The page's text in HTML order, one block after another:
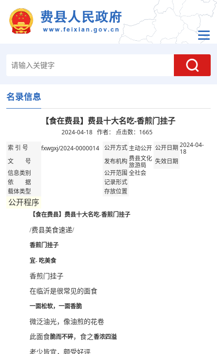
名录信息
【食在费县】费县十大名吃-香煎门挂子
2024-04-18 作者： 点击数： 1665
索 引 号 fxwgxj/2024-0000014 公开方式 主动公开 公开日期2024-04-
18
文 号 发布机构费县文化
旅游局
失效日期
信息类别
公开范围全社会
依 据
记录形式
载体类型
存放位置
公开程序
【食在费县】费县十大名吃-香煎门挂子
/费县美食速递/
香煎门挂子
宜- 吃美食
香煎门挂子
在临沂是很常见的面食
一面松软，一面香脆
微泛油光，像油煎的花卷
此面食脆而不碎，食之香浓四溢
老少皆宜，颇受好评